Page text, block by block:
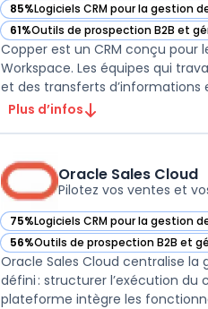
85%Logiciels CRM pour la gestion
— voir Copper dans cette catégorie
61%Outils de prospection B2B et
— voir Copper dans cette catégorie
Copper est un CRM conçu pour
Workspace. Les équipes qui
et des transferts
Plus d’infos
Oracle Sales Cloud
Pilotez vos ventes et
75%Logiciels CRM pour la gestion
— voir Oracle Sales Cloud dans
56%Outils de prospection B2B et
— voir Oracle Sales Cloud dans
Oracle Sales Cloud centralise
défini : structurer l’exécution
plateforme intègre les